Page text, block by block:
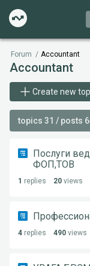
Forum / Accountant
Accountant
Create new
topics 31 / posts
Послуги
ФОП,ТОВ
1 replies 20 views
4 replies 490 views